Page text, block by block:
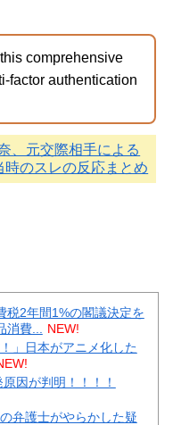
comprehensive
factor authentication
、元交際相手による
のスレの反応まとめ
税2年間1%の閣議決定を
費...
NEW!
」日本がアニメ化した
因が判明！！！！
弁護士がやらかした疑